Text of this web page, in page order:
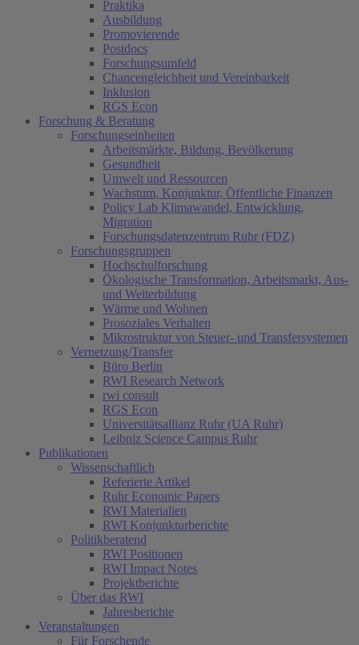
Praktika
Ausbildung
Promovierende
Postdocs
Forschungsumfeld
Chancengleichheit und Vereinbarkeit
Inklusion
RGS Econ
Forschung & Beratung
Forschungseinheiten
Arbeitsmärkte, Bildung, Bevölkerung
Gesundheit
Umwelt und Ressourcen
Wachstum, Konjunktur, Öffentliche Finanzen
Policy Lab Klimawandel, Entwicklung,
Migration
Forschungsdatenzentrum Ruhr (FDZ)
Forschungsgruppen
Hochschulforschung
Ökologische Transformation, Arbeitsmarkt, Aus-
und Weiterbildung
Wärme und Wohnen
Prosoziales Verhalten
Mikrostruktur von Steuer- und Transfersystemen
Vernetzung/Transfer
Büro Berlin
RWI Research Network
rwi consult
RGS Econ
Universitätsallianz Ruhr (UA Ruhr)
Leibniz Science Campus Ruhr
Publikationen
Wissenschaftlich
Referierte Artikel
Ruhr Economic Papers
RWI Materialien
RWI Konjunkturberichte
Politikberatend
RWI Positionen
RWI Impact Notes
Projektberichte
Über das RWI
Jahresberichte
Veranstaltungen
Für Forschende